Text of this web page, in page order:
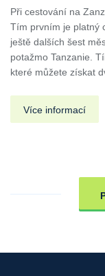
Při cestování na
Tím prvním je platný
ještě dalších šest
potažmo Tanzanie.
které můžete získat
Více informací